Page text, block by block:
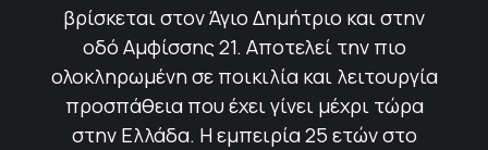
βρίσκεται στον Άγιο Δημήτριο και στην
οδό Αμφίσσης 21. Αποτελεί την πιο
ολοκληρωμένη σε ποικιλία και λειτουργία
προσπάθεια που έχει γίνει μέχρι τώρα
στην Ελλάδα. Η εμπειρία 25 ετών στο